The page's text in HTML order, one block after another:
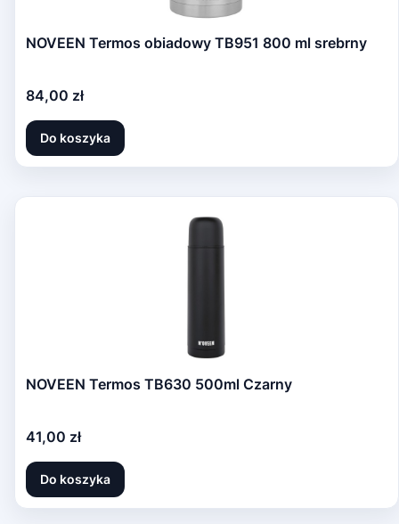
NOVEEN Termos obiadowy TB951 800 ml srebrny
Cena
84,00 zł
Do koszyka
NOVEEN Termos TB630 500ml Czarny
Cena
41,00 zł
Do koszyka